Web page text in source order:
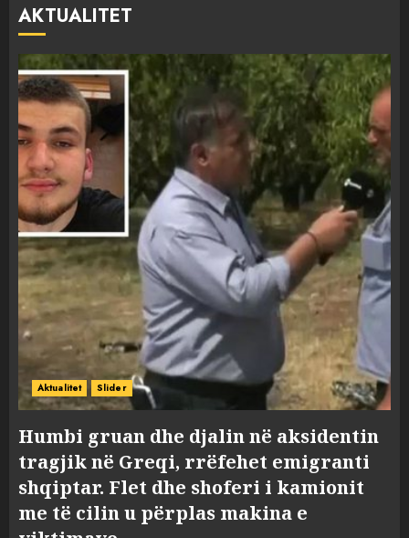
AKTUALITET
Aktualitet Slider
Humbi gruan dhe djalin në aksidentin
tragjik në Greqi, rrëfehet emigranti
shqiptar. Flet dhe shoferi i kamionit
me të cilin u përplas makina e